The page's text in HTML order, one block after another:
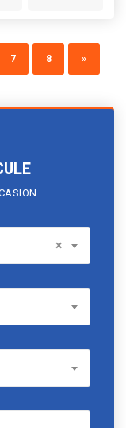
7 8 »
×